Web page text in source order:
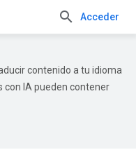
Acceder
contenido a tu idioma
con IA pueden contener